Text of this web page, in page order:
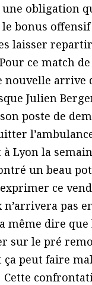
une obligation
le bonus
laisser
ce match de
nouvelle arrive
Julien
poste de
Lyon la
un beau
ce
n’arrivera pas
même dire que
sur le pré
ça peut faire